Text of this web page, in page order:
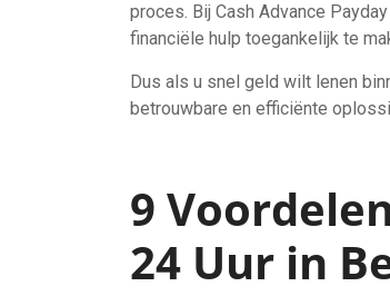
proces. Bij Cash Advance
financiële hulp toegankelijk te
Dus als u snel geld wilt lenen
betrouwbare en efficiënte
9
24 Uur in